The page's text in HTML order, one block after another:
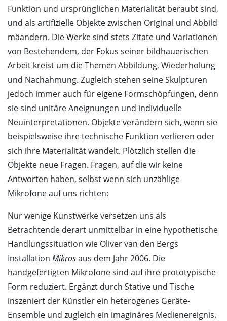
Funktion und ursprünglichen Materialität beraubt sind,
und als artifizielle Objekte zwischen Original und Abbild
mäandern. Die Werke sind stets Zitate und Variationen
von Bestehendem, der Fokus seiner bildhauerischen
Arbeit kreist um die Themen Abbildung, Wiederholung
und Nachahmung. Zugleich stehen seine Skulpturen
jedoch immer auch für eigene Formschöpfungen, denn
sie sind unitäre Aneignungen und individuelle
Neuinterpretationen. Objekte verändern sich, wenn sie
beispielsweise ihre technische Funktion verlieren oder
sich ihre Materialität wandelt. Plötzlich stellen die
Objekte neue Fragen. Fragen, auf die wir keine
Antworten haben, selbst wenn sich unzählige
Mikrofone auf uns richten:
Nur wenige Kunstwerke versetzen uns als
Betrachtende derart unmittelbar in eine hypothetische
Handlungs­situation wie Oliver van den Bergs
Installation Mikrosaus dem Jahr 2006. Die
handgefertigten Mikrofone sind auf ihre prototypische
Form reduziert. Ergänzt durch Stative und Tische
inszeniert der Künstler ein heterogenes Geräte-
Ensemble und zugleich ein imaginäres Medienereignis.